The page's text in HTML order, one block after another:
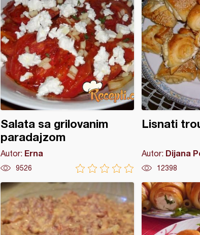
Salata sa grilovanim
paradajzom
Autor: Erna
9526
Lisnati
Autor: Dijana
12398